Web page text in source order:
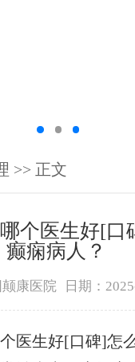
>> 正文
个医生好[口
癫痫病人？
康医院 日期：
医生好[口碑]怎